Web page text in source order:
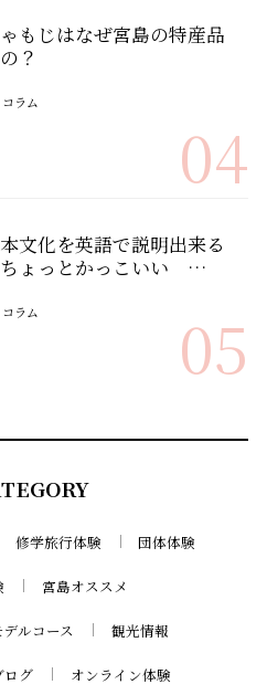
もじはなぜ宮島の特産品
？
コラム
04
文化を英語で説明出来る
ちょっとかっこいい …
コラム 05
修学旅行体験 団体体験
宮島オススメ
ルコース 観光情報
ログ オンライン体験